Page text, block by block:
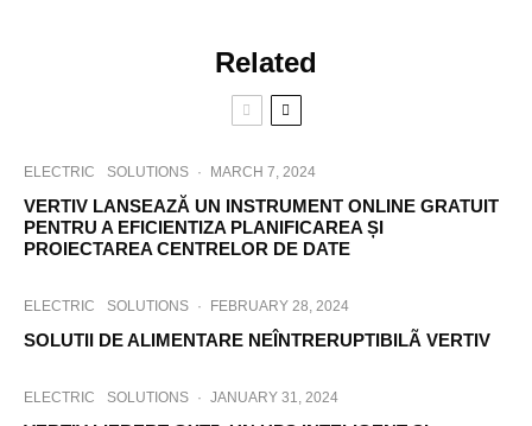
Related
ELECTRIC SOLUTIONS · MARCH 7, 2024
VERTIV LANSEAZĂ UN INSTRUMENT ONLINE GRATUIT
PENTRU A EFICIENTIZA PLANIFICAREA ȘI
PROIECTAREA CENTRELOR DE DATE
ELECTRIC SOLUTIONS · FEBRUARY 28, 2024
SOLUTII DE ALIMENTARE NEÎNTRERUPTIBILÃ VERTIV
ELECTRIC SOLUTIONS · JANUARY 31, 2024